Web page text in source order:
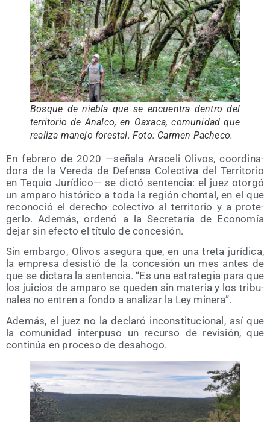
Bos­que de nie­bla que se encuen­tra den­tro del
terri­to­rio de Anal­co, en Oaxa­ca, comu­ni­dad que
rea­li­za mane­jo fores­tal. Foto: Car­men Pacheco.
En febre­ro de 2020 —seña­la Ara­ce­li Oli­vos, coor­di­na­
do­ra de la Vere­da de Defen­sa Colec­ti­va del Terri­to­rio
en Tequio Jurí­di­co— se dic­tó sen­ten­cia: el juez otor­gó
un ampa­ro his­tó­ri­co a toda la región chon­tal, en el que
reco­no­ció el dere­cho colec­ti­vo al terri­to­rio y a pro­te­
ger­lo. Ade­más, orde­nó a la Secre­ta­ría de Eco­no­mía
dejar sin efec­to el títu­lo de concesión.
Sin embar­go, Oli­vos ase­gu­ra que, en una tre­ta jurí­di­ca,
la empre­sa desis­tió de la con­ce­sión un mes antes de
que se dic­ta­ra la sen­ten­cia. “Es una estra­te­gia para que
los jui­cios de ampa­ro se que­den sin mate­ria y los tri­bu­
na­les no entren a fon­do a ana­li­zar la Ley minera”.
Ade­más, el juez no la decla­ró incons­ti­tu­cio­nal, así que
la comu­ni­dad inter­pu­so un recur­so de revi­sión, que
con­ti­núa en pro­ce­so de desahogo.